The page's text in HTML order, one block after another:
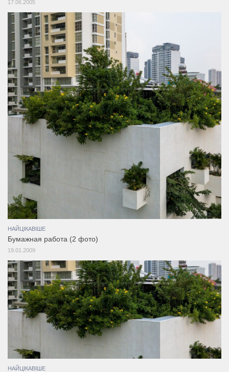
17.06.2005
НАЙЦІКАВІШЕ
Бумажная работа (2 фото)
19.01.2009
НАЙЦІКАВІШЕ